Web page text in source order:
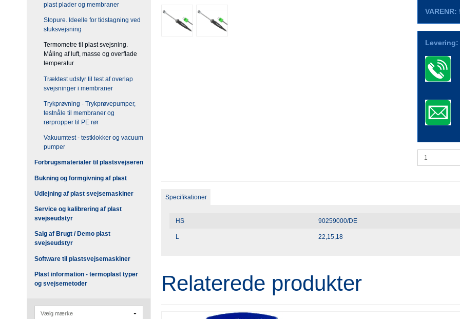
plast plader og membraner
Stopure. Ideelle for tidstagning ved
stuksvejsning
Termometre til plast svejsning.
Måling af luft, masse og overflade
temperatur
Træktest udstyr til test af overlap
svejsninger i membraner
Trykprøvning - Trykprøvepumper,
testnåle til membraner og
rørpropper til PE rør
Vakuumtest - testklokker og vacuum
pumper
Forbrugsmaterialer til plastsvejseren
Bukning og formgivning af plast
Udlejning af plast svejsemaskiner
Service og kalibrering af plast
svejseudstyr
Salg af Brugt / Demo plast
svejseudstyr
Software til plastsvejsemaskiner
Plast information - termoplast typer
og svejsemetoder
VARENR:
Levering:
Specifikationer
HS 90259000/DE
L 22,15,18
Relaterede produkter